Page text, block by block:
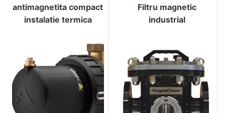
antimagnetita compact
instalatie termica
Filtru magnetic
industrial